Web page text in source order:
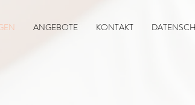
ANGEBOTE KONTAKT